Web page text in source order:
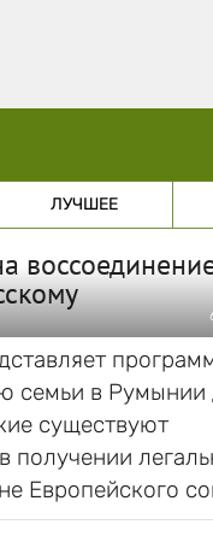
ЛУЧШЕЕ
семьи в Румынии
существуют
получении
Европейского